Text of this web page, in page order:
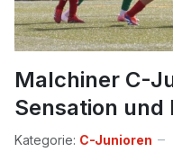
Malchiner C-
Sensation und
Kategorie: C-Junioren